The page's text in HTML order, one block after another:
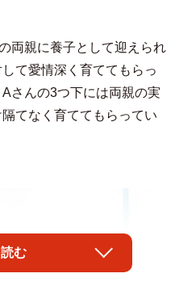
両親に養子として迎えられ
て愛情深く育ててもらっ
さんの3つ下には両親の実
てなく育ててもらってい
む